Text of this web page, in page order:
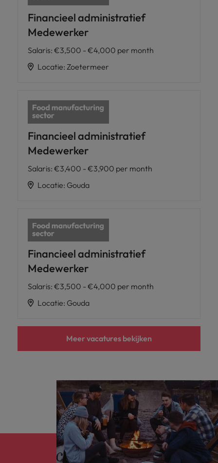
Financieel administratief
Medewerker
Salaris: €3,500 - €4,000 per month
Locatie: Zoetermeer
Financieel administratief
Medewerker
Salaris: €3,400 - €3,900 per month
Locatie: Gouda
Financieel administratief
Medewerker
Salaris: €3,500 - €4,000 per month
Locatie: Gouda
Meer vacatures bekijken